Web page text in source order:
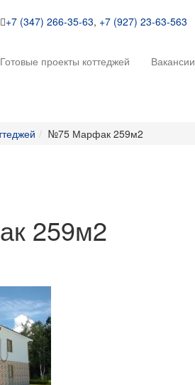
+7 (347) 266-35-63, +7 (927) 23-63-563
Готовые проекты коттеджей Вакансии
№75 Марфак 259м2
259м2